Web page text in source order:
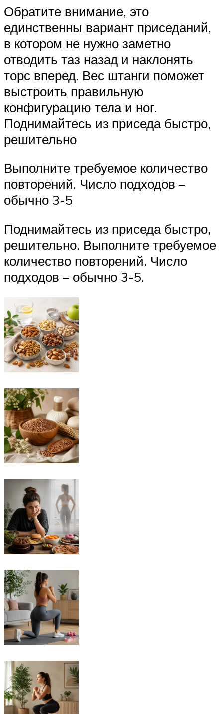
Обратите внимание, это
единственны вариант приседаний,
в котором не нужно заметно
отводить таз назад и наклонять
торс вперед. Вес штанги поможет
выстроить правильную
конфигурацию тела и ног.
Поднимайтесь из приседа быстро,
решительно
Выполните требуемое количество
повторений. Число подходов –
обычно 3-5
Поднимайтесь из приседа быстро,
решительно. Выполните требуемое
количество повторений. Число
подходов – обычно 3-5.